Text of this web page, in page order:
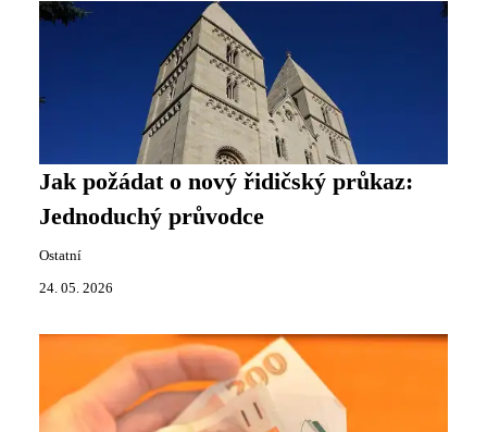
Jak požádat o nový řidičský průkaz:
Jednoduchý průvodce
Ostatní
24. 05. 2026